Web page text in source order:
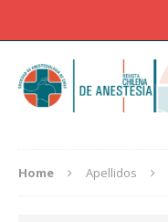
Home Apellidos